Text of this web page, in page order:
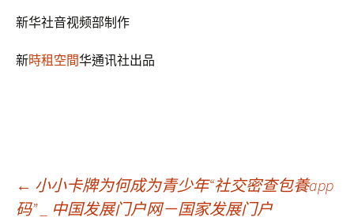
新华社音视频部制作
新時租空間华通讯社出品
文
← 小小卡牌为何成为青少年“社交密查包養app
码” _ 中国发展门户网－国家发展门户